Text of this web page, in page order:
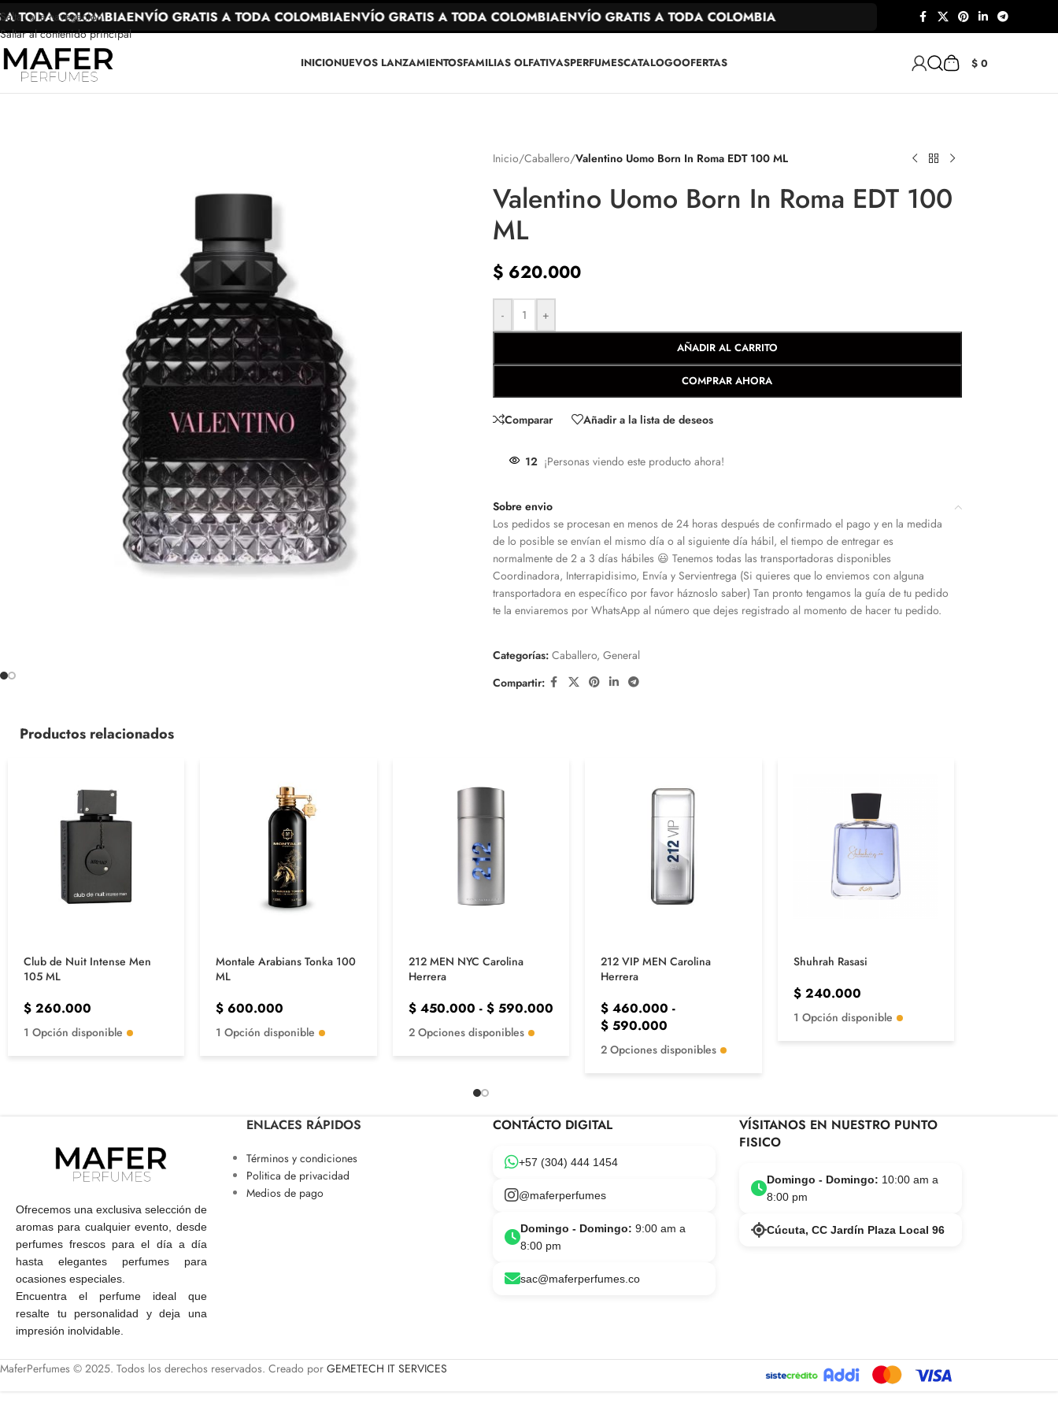
Saltar a la navegación
Saltar al contenido principal
COLOMBIAENVÍO GRATIS A TODA COLOMBIAENVÍO GRATIS A TODA COLOMBIAENVÍO GRATIS A TODA COLOMBIA
INICIONUEVOS LANZAMIENTOSFAMILIAS OLFATIVASPERFUMESCATALOGOOFERTAS $0
Inicio/Caballero/Valentino Uomo Born In Roma EDT 100 ML
Valentino Uomo Born In Roma EDT 100
ML
$620.000
- +
AÑADIR AL CARRITO
COMPRAR AHORA
Comparar Añadir a la lista de deseos
12 ¡Personas viendo este producto ahora!
Sobre envio
Los pedidos se procesan en menos de 24 horas después de confirmado el pago y en la medida
de lo posible se envían el mismo día o al siguiente día hábil, el tiempo de entregar es
normalmente de 2 a 3 días hábiles 😃 Tenemos todas las transportadoras disponibles
Coordinadora, Interrapidisimo, Envía y Servientrega (Si quieres que lo enviemos con alguna
transportadora en específico por favor háznoslo saber) Tan pronto tengamos la guía de tu pedido
te la enviaremos por WhatsApp al número que dejes registrado al momento de hacer tu pedido.
Categorías: Caballero, General
Compartir:
Productos relacionados
Club de Nuit Intense Men
105 ML
$ 260.000
1 Opción disponible
Montale Arabians Tonka 100
ML
$ 600.000
1 Opción disponible
212 MEN NYC Carolina
Herrera
$450.000 - $590.000
2 Opciones disponibles
212 VIP MEN Carolina
Herrera
$ 460.000 -
$ 590.000
2 Opciones disponibles
Shuhrah Rasasi
$240.000
1 Opción disponible
Ofrecemos una exclusiva selección de
aromas para cualquier evento, desde
perfumes frescos para el día a día
hasta elegantes perfumes para
ocasiones especiales.
Encuentra el perfume ideal que
resalte tu personalidad y deja una
impresión inolvidable.
ENLACES RÁPIDOS
Términos y condiciones
Politica de privacidad
Medios de pago
CONTÁCTO DIGITAL
+57 (304) 444 1454
@maferperfumes
Domingo - Domingo: 9:00 am a
8:00 pm
sac@maferperfumes.co
VÍSITANOS EN NUESTRO PUNTO
FISICO
Domingo - Domingo: 10:00 am a
8:00 pm
Cúcuta, CC Jardín Plaza Local 96
MaferPerfumes © 2025. Todos los derechos reservados. Creado por GEMETECH IT SERVICES